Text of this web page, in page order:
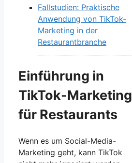
Fallstudien: Praktische
Anwendung von TikTok-
Marketing in der
Restaurantbranche
Einführung in
TikTok-Marketing
für Restaurants
Wenn es um Social-Media-
Marketing geht, kann TikTok